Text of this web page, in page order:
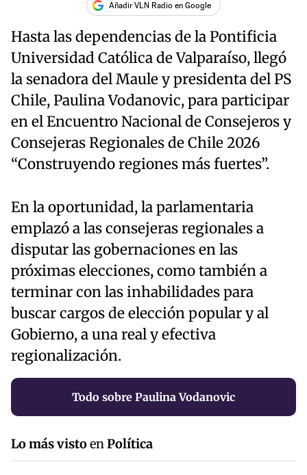
Añadir VLN Radio en Google
Hasta las dependencias de la Pontificia
Universidad Católica de Valparaíso, llegó
la senadora del Maule y presidenta del PS
Chile, Paulina Vodanovic, para participar
en el Encuentro Nacional de Consejeros y
Consejeras Regionales de Chile 2026
“Construyendo regiones más fuertes”.
En la oportunidad, la parlamentaria
emplazó a las consejeras regionales a
disputar las gobernaciones en las
próximas elecciones, como también a
terminar con las inhabilidades para
buscar cargos de elección popular y al
Gobierno, a una real y efectiva
regionalización.
Todo sobre Paulina Vodanovic
Lo más vistoenPolítica